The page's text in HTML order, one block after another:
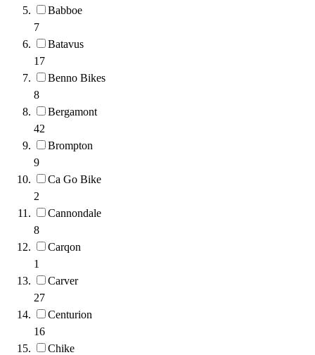
Babboe
7
Batavus
17
Benno Bikes
8
Bergamont
42
Brompton
9
Ca Go Bike
2
Cannondale
8
Carqon
1
Carver
27
Centurion
16
Chike